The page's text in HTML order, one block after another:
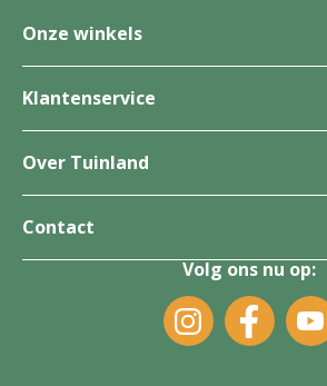
Onze winkels
Klantenservice
Over Tuinland
Contact
Volg ons nu op: